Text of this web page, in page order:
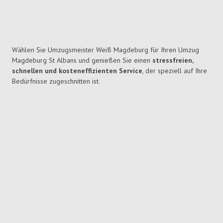
Wählen Sie Umzugsmeister Weiß Magdeburg für Ihren Umzug
Magdeburg St Albans und genießen Sie einen stressfreien,
schnellen und kosteneffizienten Service, der speziell auf Ihre
Bedürfnisse zugeschnitten ist.